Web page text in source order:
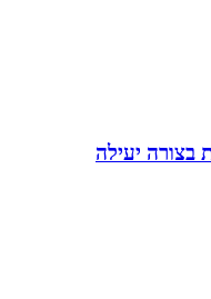
בצורה יעילה